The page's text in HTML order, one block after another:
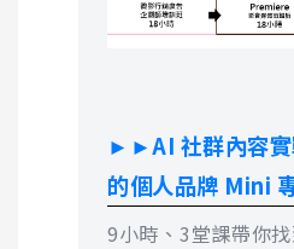
►►AI 社群內容實
的個人品牌 Mini
9小時、3堂課帶你